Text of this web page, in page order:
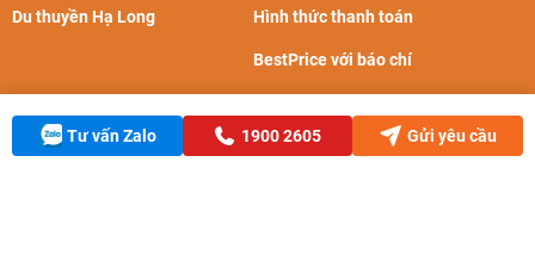
Tư vấn Zalo 1900 2605 Gửi yêu cầu
Du thuyền Hạ Long Hình thức thanh toán
BestPrice với báo chí
Cẩm nang du lịch